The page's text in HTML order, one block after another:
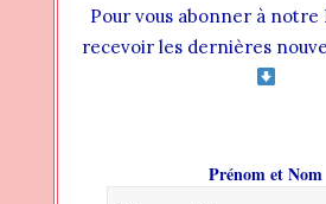
Instructional
Pour vous abonner à
recevoir les dernières
Prénom et Nom